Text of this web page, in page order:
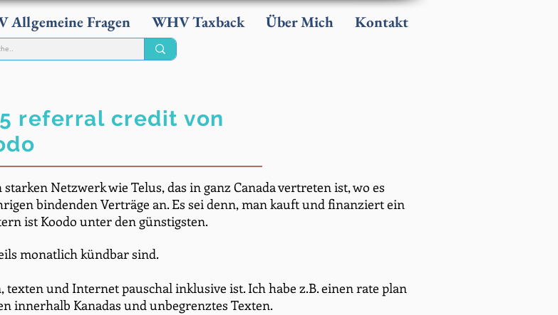
Allgemeine Fragen WHV Taxback Über Mich Kontakt
referral credit von
Netzwerk wie Telus, das in ganz Canada vertreten ist, wo es
bindenden Verträge an. Es sei denn, man kauft und finanziert ein
ist Koodo unter den günstigsten.
monatlich kündbar sind.
und Internet pauschal inklusive ist. Ich habe z.B. einen rate plan
innerhalb Kanadas und unbegrenztes Texten.